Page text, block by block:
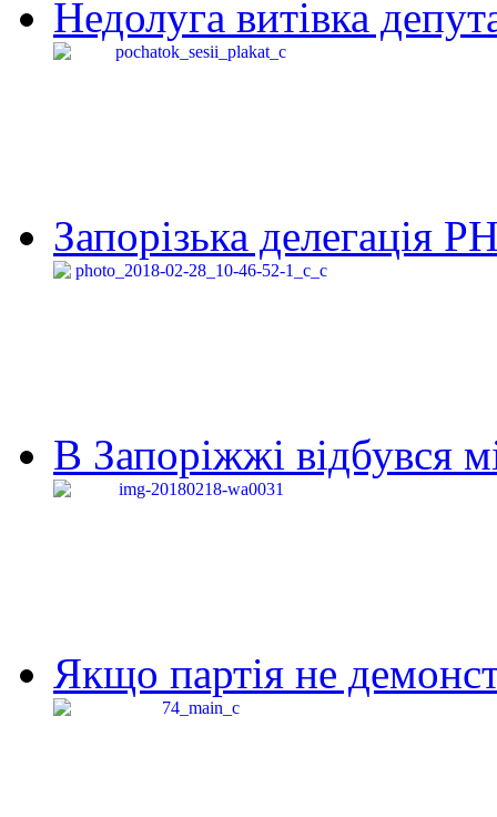
Недолуга витівка
Запорізька делегація
В Запоріжжі відбувся
Якщо партія не